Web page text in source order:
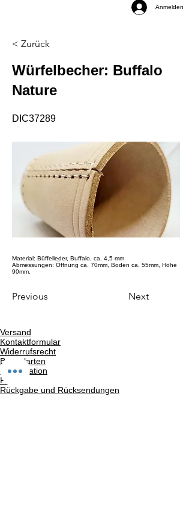
Anmelden
< Zurück
Würfelbecher: Buffalo
Nature
DIC37289
Material: Büffelleder, Buffalo, ca. 4,5 mm
Abmessungen: Öffnung ca. 70mm, Boden ca. 55mm, Höhe
90mm.
Previous Next
Versand
Kontaktformular
Widerrufsrecht
Bezahlarten
Reklamation
FAQ
Rückgabe und Rücksendungen